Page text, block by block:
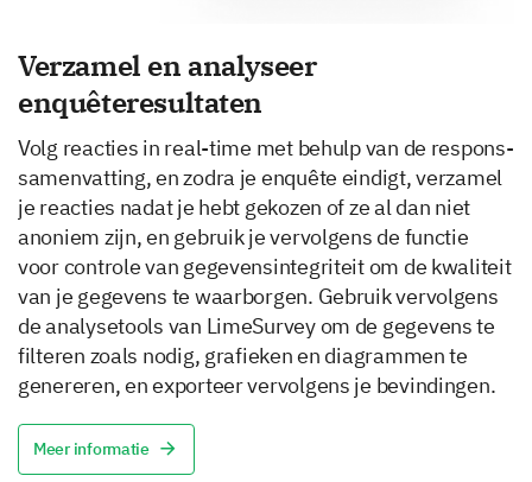
Verzamel en analyseer
enquêteresultaten
Volg reacties in real-time met behulp van de respons-
samenvatting, en zodra je enquête eindigt, verzamel
je reacties nadat je hebt gekozen of ze al dan niet
anoniem zijn, en gebruik je vervolgens de functie
voor controle van gegevensintegriteit om de kwaliteit
van je gegevens te waarborgen. Gebruik vervolgens
de analysetools van LimeSurvey om de gegevens te
filteren zoals nodig, grafieken en diagrammen te
genereren, en exporteer vervolgens je bevindingen.
Meer informatie